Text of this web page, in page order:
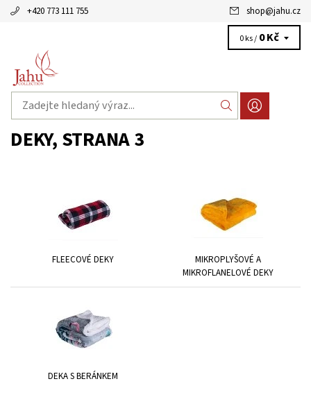
+420 773 111 755 shop@jahu.cz
0 ks / 0 Kč
DEKY, STRANA 3
FLEECOVÉ DEKY
MIKROPLYŠOVÉ A
MIKROFLANELOVÉ DEKY
DEKA S BERÁNKEM